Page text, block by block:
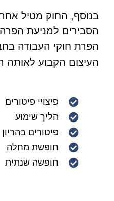
בנוסף, החוק מטיל
הסבירים למניעת
הפרת חוקי העבודה
העיצום הקבוע לאותה
פיצויי פיטורים
הליך שימוע
פיטורים בהריון
חופשת מחלה
חופשה שנתית